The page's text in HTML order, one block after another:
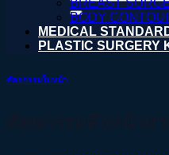
BREAST
BODY
MEDICAL
PLASTIC SURGERY
ศัลยกรรมใบหน้า